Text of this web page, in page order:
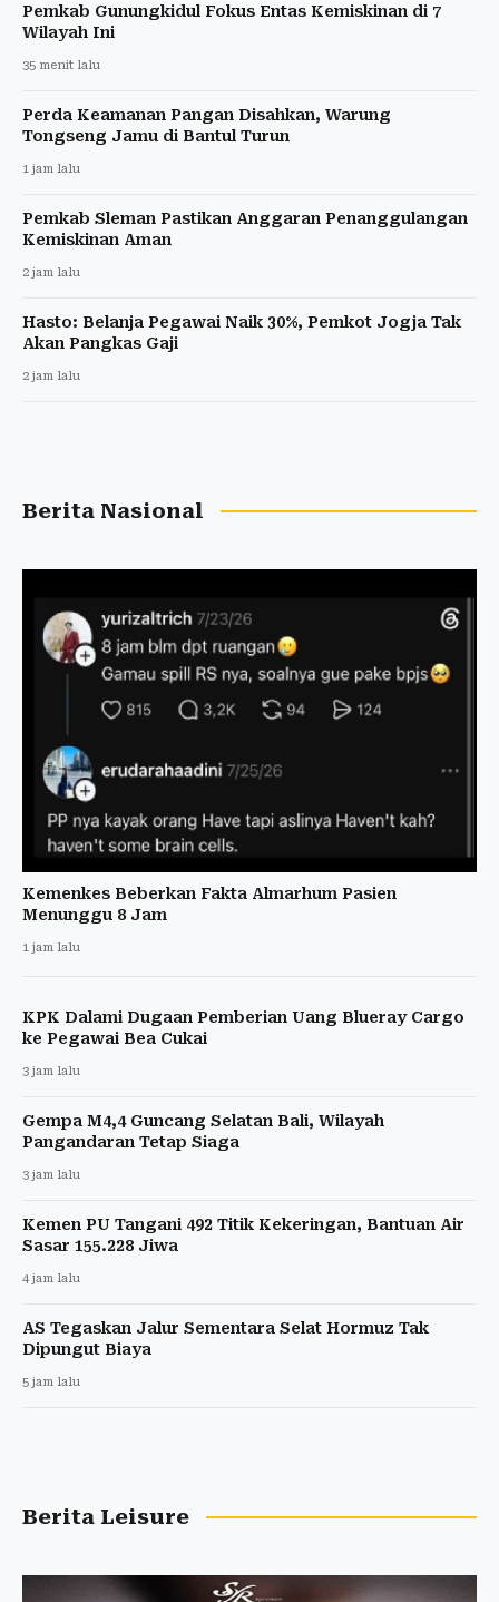
Pemkab Gunungkidul Fokus Entas Kemiskinan di 7
Wilayah Ini
35 menit lalu
Perda Keamanan Pangan Disahkan, Warung
Tongseng Jamu di Bantul Turun
1 jam lalu
Pemkab Sleman Pastikan Anggaran Penanggulangan
Kemiskinan Aman
2 jam lalu
Hasto: Belanja Pegawai Naik 30%, Pemkot Jogja Tak
Akan Pangkas Gaji
2 jam lalu
Berita Nasional
Kemenkes Beberkan Fakta Almarhum Pasien
Menunggu 8 Jam
1 jam lalu
KPK Dalami Dugaan Pemberian Uang Blueray Cargo
ke Pegawai Bea Cukai
3 jam lalu
Gempa M4,4 Guncang Selatan Bali, Wilayah
Pangandaran Tetap Siaga
3 jam lalu
Kemen PU Tangani 492 Titik Kekeringan, Bantuan Air
Sasar 155.228 Jiwa
4 jam lalu
AS Tegaskan Jalur Sementara Selat Hormuz Tak
Dipungut Biaya
5 jam lalu
Berita Leisure